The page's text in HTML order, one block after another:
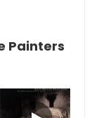
Painters